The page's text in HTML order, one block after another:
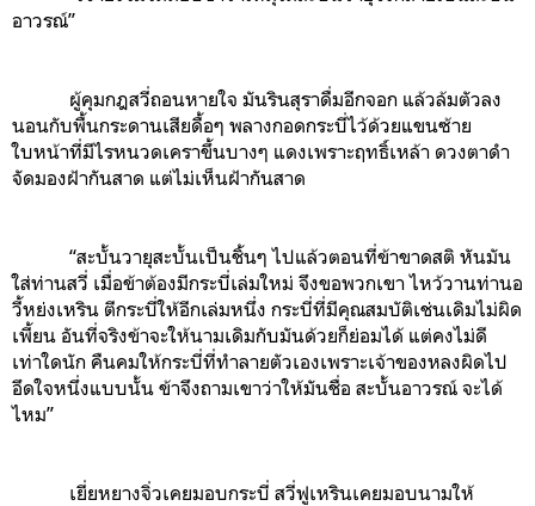
อาวรณ์”
ผู้คุมกฎสวี่ถอนหายใจ มันรินสุราดื่มอีกจอก แล้วล้มตัวลง
นอนกับพื้นกระดานเสียดื้อๆ พลางกอดกระบี่ไว้ด้วยแขนซ้าย
ใบหน้าที่มีไรหนวดเคราขึ้นบางๆ แดงเพราะฤทธิ์เหล้า ดวงตาดำ
จัดมองฝ้ากันสาด แต่ไม่เห็นฝ้ากันสาด
“สะบั้นวายุสะบั้นเป็นชิ้นๆ ไปแล้วตอนที่ข้าขาดสติ หันมัน
ใส่ท่านสวี่ เมื่อข้าต้องมีกระบี่เล่มใหม่ จึงขอพวกเขา ไหว้วานท่านอ
วี้หย่งเหริน ตีกระบี่ให้อีกเล่มหนึ่ง กระบี่ที่มีคุณสมบัติเช่นเดิมไม่ผิด
เพี้ยน อันที่จริงข้าจะให้นามเดิมกับมันด้วยก็ย่อมได้ แต่คงไม่ดี
เท่าใดนัก คืนคมให้กระบี่ที่ทำลายตัวเองเพราะเจ้าของหลงผิดไป
อึดใจหนึ่งแบบนั้น ข้าจึงถามเขาว่าให้มันชื่อ สะบั้นอาวรณ์ จะได้
ไหม”
เยี่ยหยางจิ่วเคยมอบกระบี่ สวี่ฟูเหรินเคยมอบนามให้